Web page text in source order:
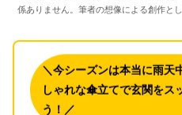
係ありません。筆者の想像による創作と
＼今シーズンは本当に雨天
しゃれな傘立てで玄関をス
う！／